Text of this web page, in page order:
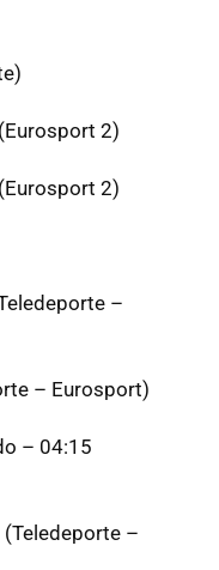
2)
2)
–
– Eurosport)
– 04:15
–